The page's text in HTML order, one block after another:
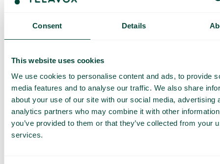
Consent Details
This website uses cookies
We use cookies to personalise content and ads, to provide
media features and to analyse our traffic. We also share
about your use of our site with our social media, advertising
analytics partners who may combine it with other
you’ve provided to them or that they’ve collected from your
services.
konfigurerat växeln. På så sätt kan vi fokusera på att
hjälpa användarna komma igång.
hundraprocentig ökning i omsättning jämfört med 2018,
– Vi har fått cirka 1 000 anknytningar och 20 nya
telefonikunder. Men vårt mål är inte bara att kunden ska
välja Loxodonta och Telavox en gång, vårt mål är att våra
kunder ska vilja välja oss kommande avtalsperiod.
Konkurrenterna blir andrahandsvalet